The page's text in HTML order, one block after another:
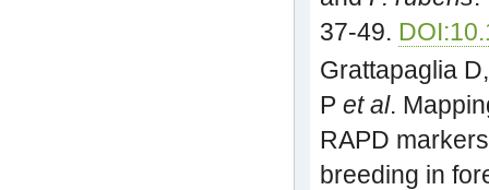
37-49.
Grattapaglia
P et al.
RAPD
breeding in